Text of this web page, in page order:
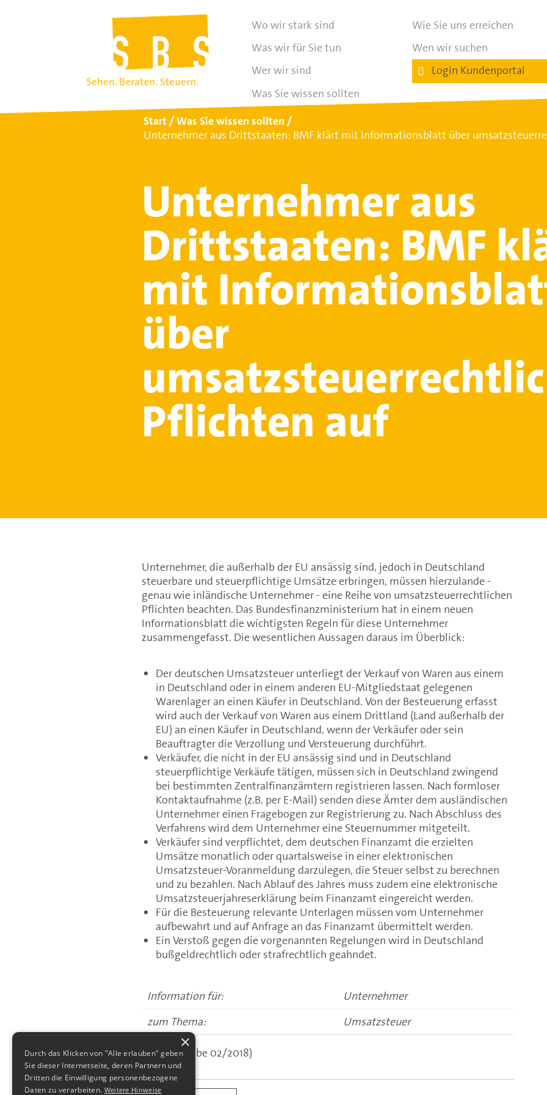
Wo wir stark sind
Was wir für Sie tun
Wer wir sind
Was Sie wissen sollten
Wie Sie uns erreichen
Wen wir suchen
Login Kundenportal
Start
Was Sie wissen sollten
Unternehmer aus Drittstaaten: BMF klärt mit Informationsblatt über
Unternehmer aus
Drittstaaten: BMF
mit
über
Pflichten auf
Unternehmer, die außerhalb der EU ansässig sind, jedoch in Deutschland
steuerbare und steuerpflichtige Umsätze erbringen, müssen hierzulande -
genau wie inländische Unternehmer - eine Reihe von umsatzsteuerrechtlichen
Pflichten beachten. Das Bundesfinanzministerium hat in einem neuen
Informationsblatt die wichtigsten Regeln für diese Unternehmer
zusammengefasst. Die wesentlichen Aussagen daraus im Überblick:
Der deutschen Umsatzsteuer unterliegt der Verkauf von Waren aus einem
in Deutschland oder in einem anderen EU-Mitgliedstaat gelegenen
Warenlager an einen Käufer in Deutschland. Von der Besteuerung erfasst
wird auch der Verkauf von Waren aus einem Drittland (Land außerhalb der
EU) an einen Käufer in Deutschland, wenn der Verkäufer oder sein
Beauftragter die Verzollung und Versteuerung durchführt.
Verkäufer, die nicht in der EU ansässig sind und in Deutschland
steuerpflichtige Verkäufe tätigen, müssen sich in Deutschland zwingend
bei bestimmten Zentralfinanzämtern registrieren lassen. Nach formloser
Kontaktaufnahme (z.B. per E-Mail) senden diese Ämter dem ausländischen
Unternehmer einen Fragebogen zur Registrierung zu. Nach Abschluss des
Verfahrens wird dem Unternehmer eine Steuernummer mitgeteilt.
Verkäufer sind verpflichtet, dem deutschen Finanzamt die erzielten
Umsätze monatlich oder quartalsweise in einer elektronischen
Umsatzsteuer-Voranmeldung darzulegen, die Steuer selbst zu berechnen
und zu bezahlen. Nach Ablauf des Jahres muss zudem eine elektronische
Umsatzsteuerjahreserklärung beim Finanzamt eingereicht werden.
Für die Besteuerung relevante Unterlagen müssen vom Unternehmer
aufbewahrt und auf Anfrage an das Finanzamt übermittelt werden.
Ein Verstoß gegen die vorgenannten Regelungen wird in Deutschland
bußgeldrechtlich oder strafrechtlich geahndet.
Information für:
Unternehmer
zum Thema:
Umsatzsteuer
(aus: Ausgabe 02/2018)
×
Durch das Klicken von "Alle erlauben" geben
Sie dieser Internetseite, deren Partnern und
Dritten die Einwilligung personenbezogene
Daten zu verarbeiten. Weitere Hinweise